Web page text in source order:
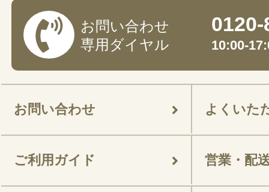
お問い合わせ
専用ダイヤル
10:00-
お問い合わせ よくいた
ご利用ガイド 営業・配